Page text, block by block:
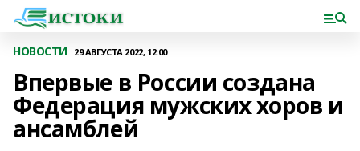
НОВОСТИ 29 АВГУСТА 2022, 12:00
Впервые в России создана
Федерация мужских хоров и
ансамблей